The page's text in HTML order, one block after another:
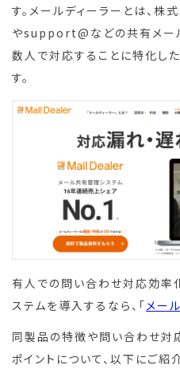
す。メールディーラーとは、
やsupport@などの共有メー
数人で対応することに特化し
す。
有人での問い合わせ対応効率
ステムを導入するなら、「メー
同製品の特徴や問い合わせ対
ポイントについて、以下にご紹